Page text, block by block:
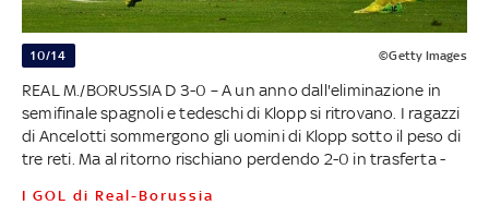
10/14 ©Getty Images
REAL M./BORUSSIA D 3-0 – A un anno dall'eliminazione in
semifinale spagnoli e tedeschi di Klopp si ritrovano. I ragazzi
di Ancelotti sommergono gli uomini di Klopp sotto il peso di
tre reti. Ma al ritorno rischiano perdendo 2-0 in trasferta -
I GOL di Real-Borussia